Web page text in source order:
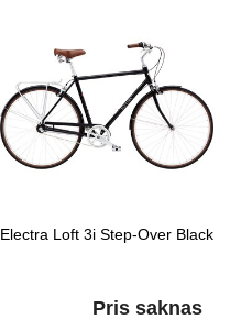
Electra Loft 3i Step-Over Black
Pris saknas